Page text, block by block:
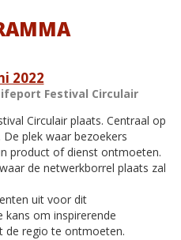
2022
Festival Circulair
Circulair plaats. Centraal op
plek waar bezoekers
product of dienst ontmoeten.
de netwerkborrel plaats zal
uit voor dit
kans om inspirerende
de regio te ontmoeten.